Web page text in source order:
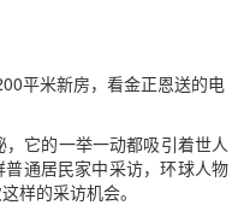
平米新房，看金正恩送的电
它的一举一动都吸引着世人
通居民家中采访，环球人物
样的采访机会。